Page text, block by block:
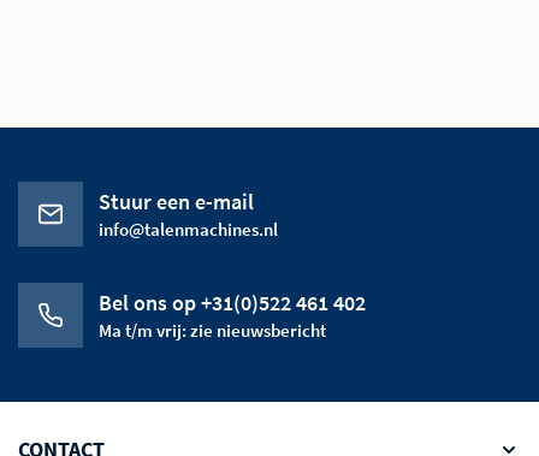
Stuur een e-mail
info@talenmachines.nl
Bel ons op +31(0)522 461 402
Ma t/m vrij: zie nieuwsbericht
CONTACT